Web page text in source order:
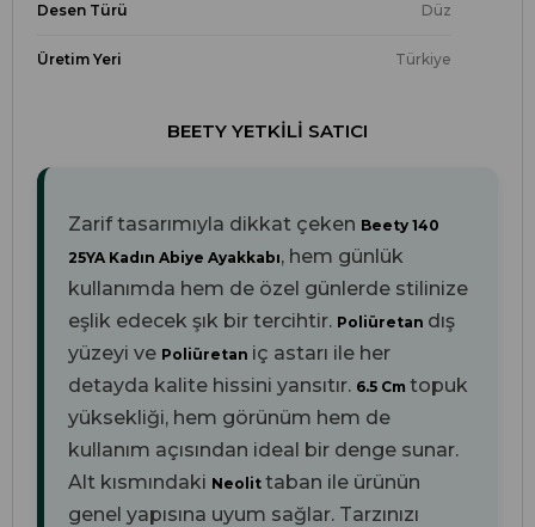
Desen Türü Düz
Üretim Yeri Türkiye
BEETY YETKILI SATICI
Zarif tasarımıyla dikkat çeken Beety 140
25YA Kadın Abiye Ayakkabı, hem günlük
kullanımda hem de özel günlerde stilinize
eşlik edecek şık bir tercihtir. Poliüretan dış
yüzeyi ve Poliüretan iç astarı ile her
detayda kalite hissini yansıtır. 6.5 Cm topuk
yüksekliği, hem görünüm hem de
kullanım açısından ideal bir denge sunar.
Alt kısmındaki Neolit taban ile ürünün
genel yapısına uyum sağlar. Tarzınızı